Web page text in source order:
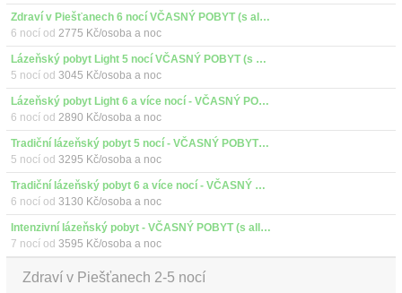
Zdraví v Piešťanech 6 nocí VČASNÝ POBYT (s all inclusive)
6 nocí od 2775 Kč/osoba a noc
Lázeňský pobyt Light 5 nocí VČASNÝ POBYT (s all inclusive)
5 nocí od 3045 Kč/osoba a noc
Lázeňský pobyt Light 6 a více nocí - VČASNÝ POBYT (s all inclusive)
6 nocí od 2890 Kč/osoba a noc
Tradiční lázeňský pobyt 5 nocí - VČASNÝ POBYT (s all inclusive)
5 nocí od 3295 Kč/osoba a noc
Tradiční lázeňský pobyt 6 a více nocí - VČASNÝ POBYT (s all inclusive)
6 nocí od 3130 Kč/osoba a noc
Intenzivní lázeňský pobyt - VČASNÝ POBYT (s all inclusive)
7 nocí od 3595 Kč/osoba a noc
Zdraví v Piešťanech 2-5 nocí